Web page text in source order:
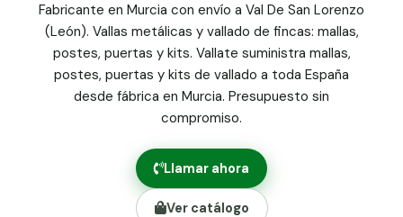
Malla triple torsión
Panel malla H.
Poste malla Hércules
Poste malla simple torsión
Alambre de espino galvanizado
Alambre liso galvanizado
Malla ocultación 70 g/m² verde
Abrazadera PVC malla H.
Grapa malla H.
Fabricante en Murcia con envío a Val De San Lorenzo
(León). Vallas metálicas y vallado de fincas: mallas,
postes, puertas y kits. Vallate suministra mallas,
postes, puertas y kits de vallado a toda España
desde fábrica en Murcia. Presupuesto sin
compromiso.
Llamar ahora
Ver catálogo